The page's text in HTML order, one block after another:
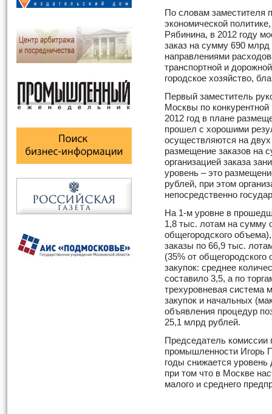
По словам заместителя
экономической
Рябинина, в 2012 году
заказ на сумму 690
направлениями
транспортной и
городское хозяйство,
Первый заместитель
Москвы по
2012 год в плане
прошел с хорошими
осуществляются на
размещение заказов на
организацией заказа
уровень – это
рублей, при этом
непосредственно
На 1-м уровне в
1,8 тыс. лотам на сумму
общегородского
заказы по 66,9 тыс.
(35% от общегородского
закупок: среднее
составило 3,5, а по
трехуровневая система
закупок и начальных
объявления процедур
25,1 млрд рублей.
Председатель комиссии
промышленности Игорь
годы снижается уровень
при том что в Москве
малого и среднего